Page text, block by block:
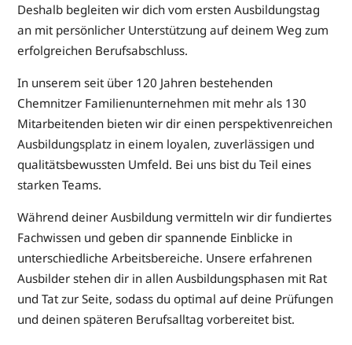
Deshalb begleiten wir dich vom ersten Ausbildungstag
an mit persönlicher Unterstützung auf deinem Weg zum
erfolgreichen Berufsabschluss.
In unserem seit über 120 Jahren bestehenden
Chemnitzer Familienunternehmen mit mehr als 130
Mitarbeitenden bieten wir dir einen perspektivenreichen
Ausbildungsplatz in einem loyalen, zuverlässigen und
qualitätsbewussten Umfeld. Bei uns bist du Teil eines
starken Teams.
Während deiner Ausbildung vermitteln wir dir fundiertes
Fachwissen und geben dir spannende Einblicke in
unterschiedliche Arbeitsbereiche. Unsere erfahrenen
Ausbilder stehen dir in allen Ausbildungsphasen mit Rat
und Tat zur Seite, sodass du optimal auf deine Prüfungen
und deinen späteren Berufsalltag vorbereitet bist.